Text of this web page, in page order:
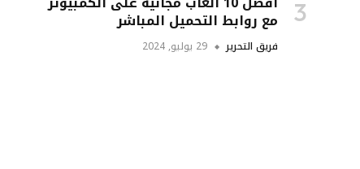
مع روابط التحميل المباشر
فريق التحرير 29 يوليو, 2024